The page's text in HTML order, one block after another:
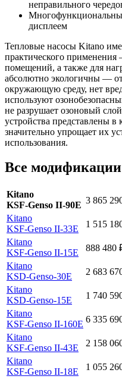
неправильного
дисплеем
Тепловые насосы Kitano
практического
помещений, а также для
абсолютно экологичны —
окружающую среду, нет
используют
не разрушает озоновый
устройства представлены в
значительно упрощает их
использования.
Все
Kitano
KSF-Genso II-90E 3 865
Kitano
KSF-Genso II-33E
1 515
Kitano
KSF-Genso II-15E
888 480
Kitano
KSD-Genso-30E
2 683
Kitano
KSD-Genso-15E
1 740
Kitano
KSF-Genso II-160E 6 335
Kitano
KSF-Genso II-43E
2 158
Kitano
KSF-Genso II-18E
1 055